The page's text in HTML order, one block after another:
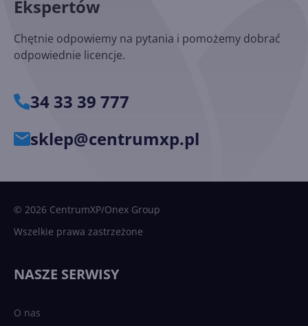
Ekspertów
Chętnie odpowiemy na pytania i pomożemy dobrać
odpowiednie licencje.
34 33 39 777
sklep@centrumxp.pl
© 2026 CentrumXP/Onex Group
Wszelkie prawa zastrzeżone
NASZE SERWISY
O nas